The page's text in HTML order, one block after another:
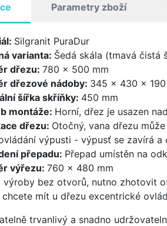
Parametry zboží
Silgranit PuraDur
varianta: Šedá skála (tmavá čistá
dřezu: 780 x 500 mm
dřezové nádoby: 345 x 430 x 190
šířka skříňky: 450 mm
montáže: Horní, dřez je usazen
dřezu: Otočný, vana dřezu
výpusti - výpusť se zavírá
přepadu: Přepad umístěn na
výřezu: 760 x 480 mm
výroby bez otvorů, nutno zhotovit
chcete mít u dřezu excentrické
trvanlivý a snadno